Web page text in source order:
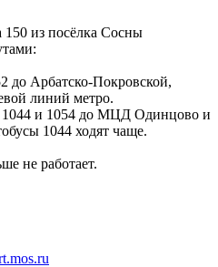
150 из посёлка Сосны
Арбатско-Покровской,
линий метро.
и 1054 до МЦД Одинцово и
1044 ходят чаще.
не работает.